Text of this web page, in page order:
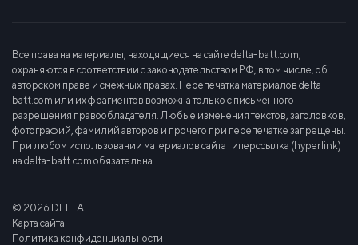
Все права на материалы, находящиеся на сайте delta-batt.com,
охраняются в соответствии с законодательством РФ, в том числе, об
авторском праве и смежных правах. Перепечатка материалов delta-
batt.com или их фрагментов возможна только с письменного
разрешения правообладателя. Любые изменения текстов, заголовков,
фотографий, фамилий авторов и прочего при перепечатке запрещены.
При любом использовании материалов сайта гиперссылка (hyperlink)
на delta-batt.com обязательна.
© 2026 DELTA
Карта сайта
Политика конфиденциальности